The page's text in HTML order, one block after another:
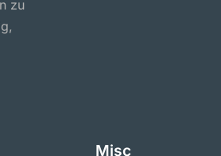
zu
Misc